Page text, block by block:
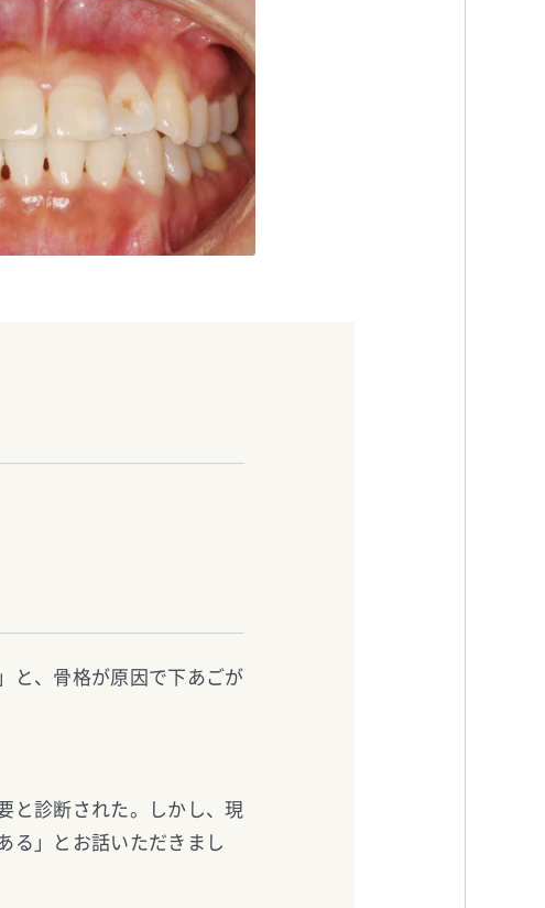
TEL:0862221182
と、骨格が原因で下あごが
と診断された。しかし、現
る」とお話いただきまし